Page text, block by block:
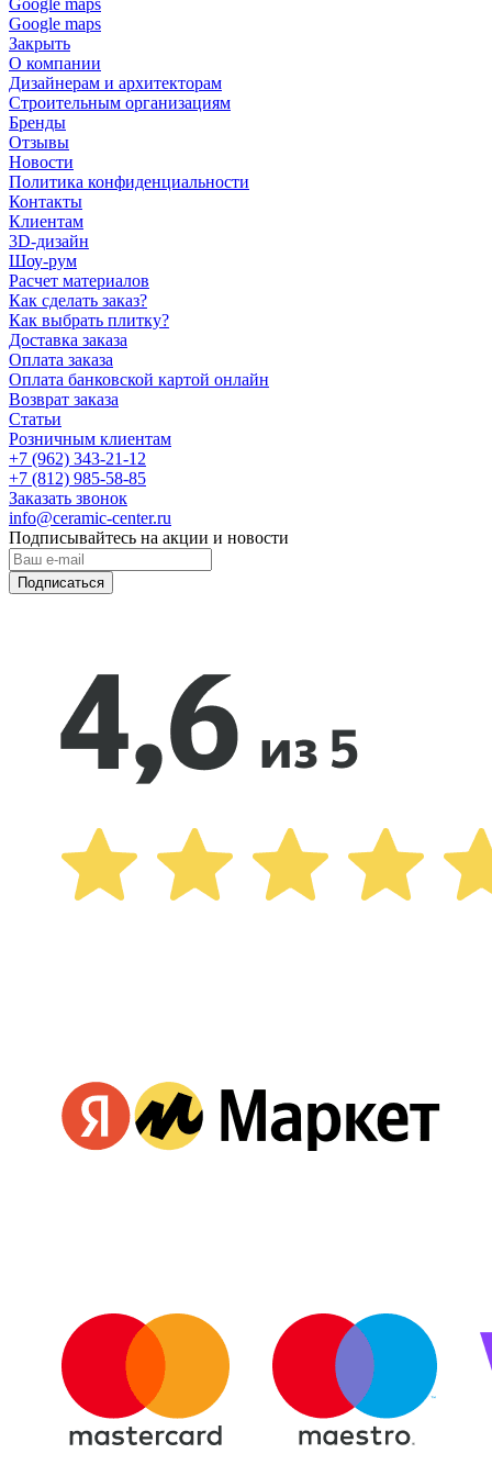
Google maps
Закрыть
О компании
Дизайнерам и архитекторам
Строительным организациям
Бренды
Отзывы
Новости
Политика конфиденциальности
Контакты
Клиентам
3D-дизайн
Шоу-рум
Расчет материалов
Как сделать заказ?
Как выбрать плитку?
Доставка заказа
Оплата заказа
Оплата банковской картой онлайн
Возврат заказа
Статьи
Розничным клиентам
+7 (962) 343-21-12
+7 (812) 985-58-85
Заказать звонок
info@ceramic-center.ru
Подписывайтесь на акции и новости
Подписаться